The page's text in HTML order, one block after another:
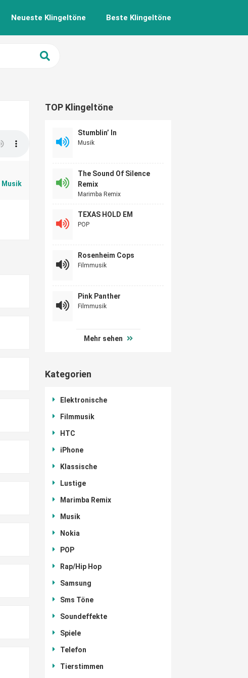
Neueste Klingeltöne Beste Klingeltöne
Musik
TOP Klingeltöne
Stumblin’ In
Musik
The Sound Of Silence
Remix
Marimba Remix
TEXAS HOLD EM
POP
Rosenheim Cops
Filmmusik
Pink Panther
Filmmusik
Mehr sehen
Kategorien
Elektronische
Filmmusik
HTC
iPhone
Klassische
Lustige
Marimba Remix
Musik
Nokia
POP
Rap/Hip Hop
Samsung
Sms Töne
Soundeffekte
Spiele
Telefon
Tierstimmen